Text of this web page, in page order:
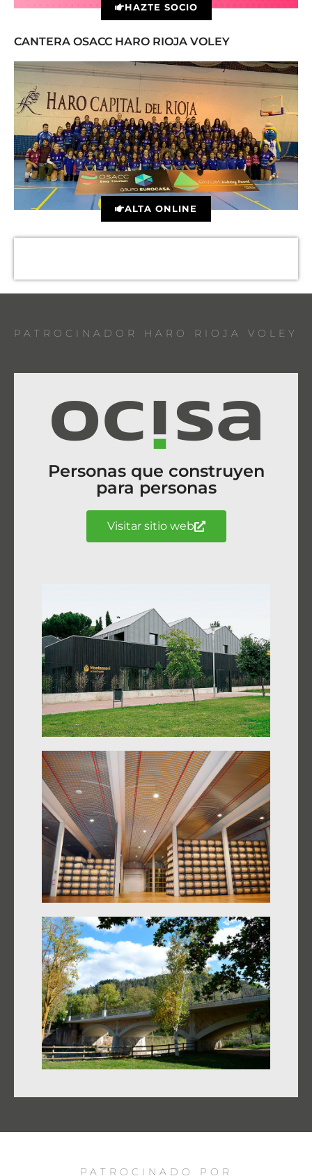
HAZTE SOCIO
CANTERA OSACC HARO RIOJA VOLEY
ALTA ONLINE
PATROCINADOR HARO RIOJA VOLEY
Personas que construyen
para personas
Visitar sitio web
PATROCINADO POR